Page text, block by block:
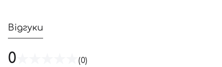
Відгуки
0 (0)